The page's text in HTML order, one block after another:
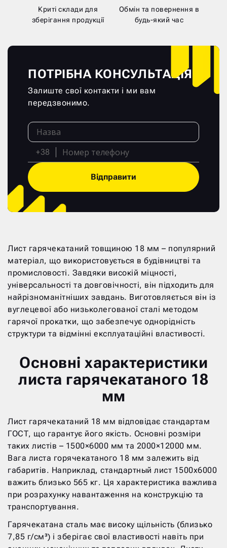
Криті склади для
зберігання продукції
Обмін та повернення в
будь-який час
ПОТРІБНА КОНСУЛЬТАЦІЯ?
Залиште свої контакти і ми вам
передзвонимо.
+38
Відправити
Лист гарячекатаний товщиною 18 мм – популярний
матеріал, що використовується в будівництві та
промисловості. Завдяки високій міцності,
універсальності та довговічності, він підходить для
найрізноманітніших завдань. Виготовляється він із
вуглецевої або низьколегованої сталі методом
гарячої прокатки, що забезпечує однорідність
структури та відмінні експлуатаційні властивості.
Основні характеристики
листа гарячекатаного 18
мм
Лист гарячекатаний 18 мм відповідає стандартам
ГОСТ, що гарантує його якість. Основні розміри
таких листів – 1500×6000 мм та 2000×12000 мм.
Вага листа горячекатаного 18 мм залежить від
габаритів. Наприклад, стандартный лист 1500х6000
важить близько 565 кг. Ця характеристика важлива
при розрахунку навантаження на конструкцію та
транспортування.
Гарячекатана сталь має високу щільність (близько
7,85 г/см³) і зберігає свої властивості навіть при